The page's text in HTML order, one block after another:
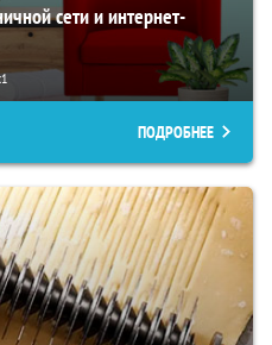
сети и интернет-
ПОДРОБНЕЕ